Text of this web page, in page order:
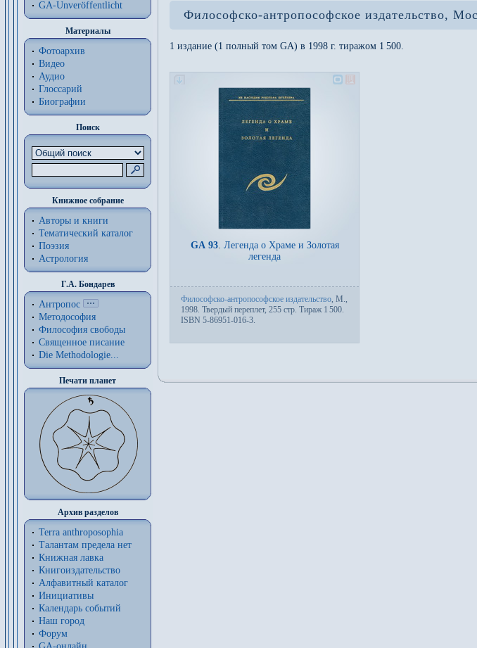
GA-Unveröffentlicht
Материалы
Фотоархив
Видео
Аудио
Глоссарий
Биографии
Поиск
Книжное собрание
Авторы и книги
Тематический каталог
Поэзия
Астрология
Г.А. Бондарев
Антропос
Методософия
Философия cвободы
Священное писание
Die Methodologie...
Печати планет
Архив разделов
Terra anthroposophia
Талантам предела нет
Книжная лавка
Книгоиздательство
Алфавитный каталог
Инициативы
Календарь событий
Наш город
Форум
Философско-антропософское издательство,
1 издание (1 полный том GA) в 1998 г. тиражом 1 500.
GA 93. Легенда о Храме и Золотая
легенда
Философско-антропософское издательство, М.,
1998. Твер­дый пе­ре­плет, 255 стр. Тираж 1 500.
ISBN 5-86951-016-3.